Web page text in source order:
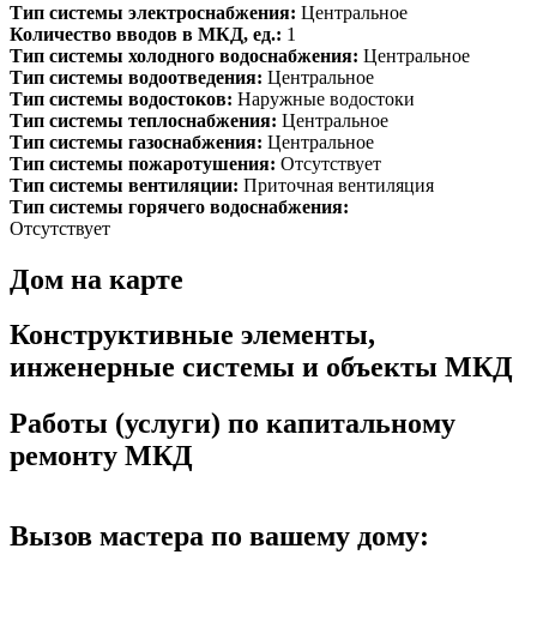
Тип системы электроснабжения: Центральное
Количество вводов в МКД, ед.: 1
Тип системы холодного водоснабжения: Центральное
Тип системы водоотведения: Центральное
Тип системы водостоков: Наружные водостоки
Тип системы теплоснабжения: Центральное
Тип системы газоснабжения: Центральное
Тип системы пожаротушения: Отсутствует
Тип системы вентиляции: Приточная вентиляция
Тип системы горячего водоснабжения:
Отсутствует
Дом на карте
Конструктивные элементы,
инженерные системы и объекты МКД
Работы (услуги) по капитальному
ремонту МКД
Вызов мастера по вашему дому: